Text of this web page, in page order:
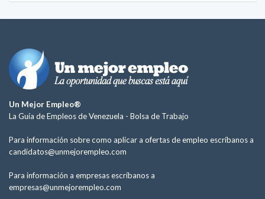
Un Mejor Empleo®
La Guía de Empleos de Venezuela - Bolsa de Trabajo
Para información sobre como aplicar a ofertas de empleo escríbanos a
candidatos@unmejorempleo.com
Para información a empresas escríbanos a
empresas@unmejorempleo.com